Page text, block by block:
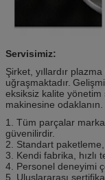
Servisimiz:
Şirket, yıllardır
uğraşmaktadır.
eksiksiz kalite
makinesine odaklanın.
1. Tüm parçalar marka
güvenilirdir.
2. Standart
3. Kendi fabrika, hızlı
4. Personel deneyimi
5. Uluslararası